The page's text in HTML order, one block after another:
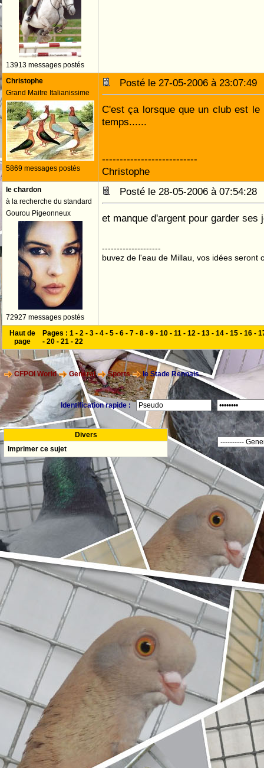
13913 messages postés
Christophe
Grand Maitre Italianissime
5869 messages postés
Posté le 27-05-2006 à
C'est ça lorsque que un club est le
temps......
---------------------------
Christophe
le chardon
à la recherche du standard
Gourou Pigeonneux
72927 messages postés
Posté le 28-05-2006 à
et manque d'argent pour garder ses
--------------------
buvez de l'eau de Millau, vos idées seront
Haut de
page
Pages : 1 - 2 - 3 - 4 - 5 - 6 - 7 - 8 - 9 - 10 - 11 - 12 - 13 - 14 - 15 - 16 -
- 20 - 21 - 22
CFPOI World General Sports le Stade Rennais
Identification rapide :
Divers
Imprimer ce sujet